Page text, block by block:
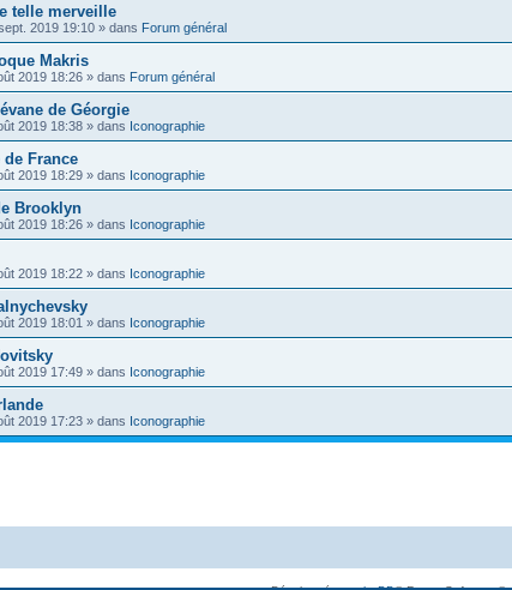
telle merveille
2019 19:10 » dans Forum général
Makris
2019 18:26 » dans Forum général
de Géorgie
2019 18:38 » dans Iconographie
France
2019 18:29 » dans Iconographie
Brooklyn
2019 18:26 » dans Iconographie
2019 18:22 » dans Iconographie
2019 18:01 » dans Iconographie
2019 17:49 » dans Iconographie
2019 17:23 » dans Iconographie